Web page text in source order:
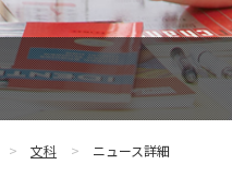
文科 ニュース詳細